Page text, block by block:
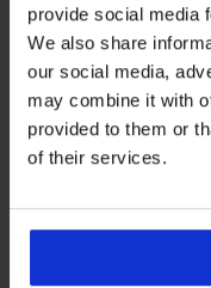
provide social media
We also share
our social media,
may combine it with
provided to them or
of their services.
8 % z nákupu